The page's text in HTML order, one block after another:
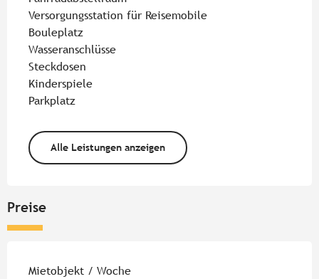
Versorgungsstation für Reisemobile
Bouleplatz
Wasseranschlüsse
Steckdosen
Kinderspiele
Parkplatz
Alle Leistungen anzeigen
Preise
Preise 2026
Mietobjekt / Woche